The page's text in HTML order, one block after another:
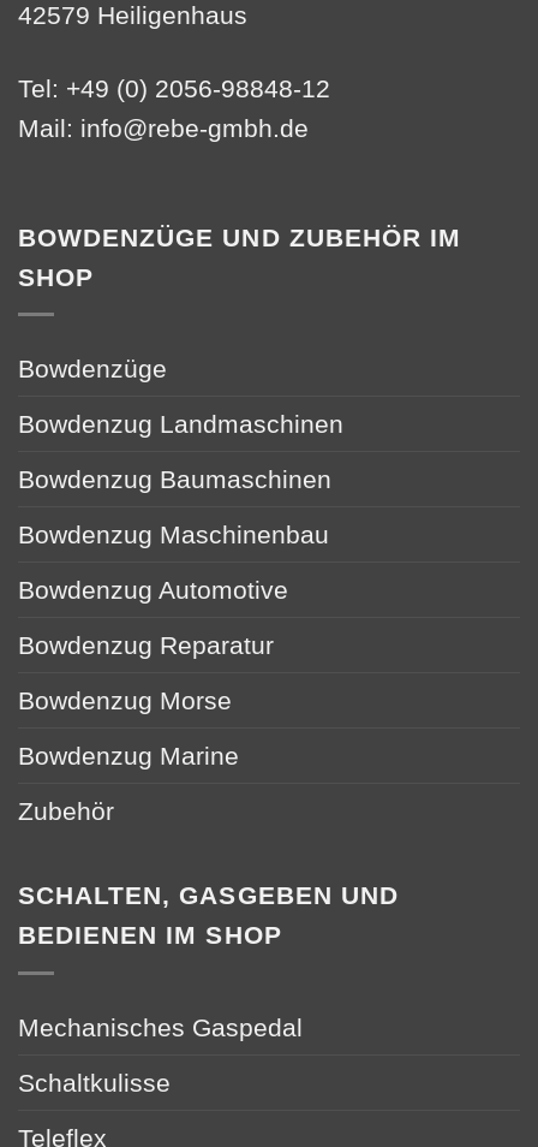
42579 Heiligenhaus
Tel: +49 (0) 2056-98848-12
Mail: info@rebe-gmbh.de
BOWDENZÜGE UND ZUBEHÖR IM
SHOP
Bowdenzüge
Bowdenzug Landmaschinen
Bowdenzug Baumaschinen
Bowdenzug Maschinenbau
Bowdenzug Automotive
Bowdenzug Reparatur
Bowdenzug Morse
Bowdenzug Marine
Zubehör
SCHALTEN, GASGEBEN UND
BEDIENEN IM SHOP
Mechanisches Gaspedal
Schaltkulisse
Teleflex